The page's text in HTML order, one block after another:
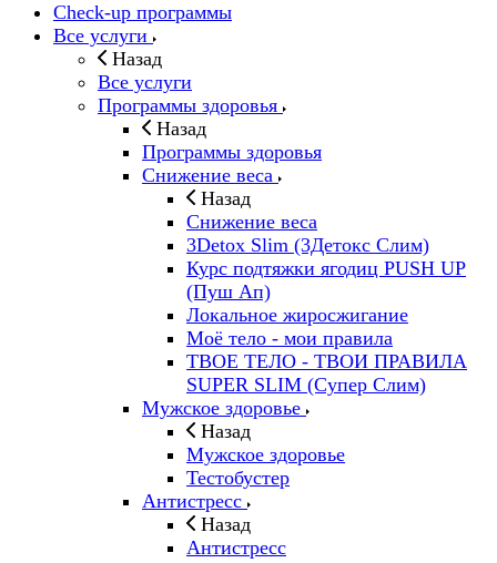
Check-up программы
Все услуги
Назад
Все услуги
Программы здоровья
Назад
Программы здоровья
Снижение веса
Назад
Снижение веса
3Detox Slim (3Детокс Слим)
Курс подтяжки ягодиц PUSH UP
(Пуш Ап)
Локальное жиросжигание
Моё тело - мои правила
ТВОЕ ТЕЛО - ТВОИ ПРАВИЛА
SUPER SLIM (Супер Слим)
Мужское здоровье
Назад
Мужское здоровье
Тестобустер
Антистресс
Назад
Антистресс